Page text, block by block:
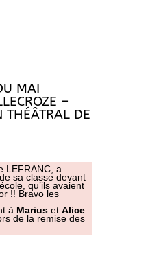
MAI
–
THÉÂTRAL DE
LEFRANC, a
sa classe devant
qu’ils avaient
!! Bravo les
à Mariuset Alice
de la remise des